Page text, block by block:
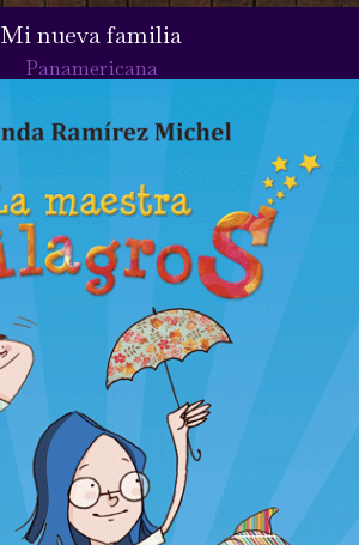
Mi nueva familia
Panamericana